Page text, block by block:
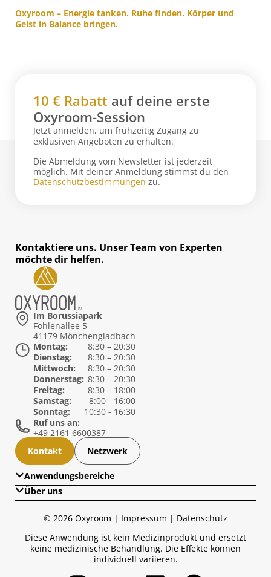
Oxyroom – Energie tanken. Ruhe finden. Körper und
Geist in Balance bringen.
10 € Rabatt auf deine erste
Oxyroom-Session
Jetzt anmelden, um frühzeitig Zugang zu
exklusiven Angeboten zu erhalten.
Die Abmeldung vom Newsletter ist jederzeit
möglich. Mit deiner Anmeldung stimmst du den
Datenschutzbestimmungen zu.
Kontaktiere uns. Unser Team von Experten
möchte dir helfen.
Im Borussiapark
Fohlenallee 5
41179 Mönchengladbach
Montag:
8:30 – 20:30
Dienstag:
8:30 – 20:30
Mittwoch:
8:30 – 20:30
Donnerstag: 8:30 – 20:30
Freitag:
8:30 – 18:00
Samstag:
8:00 - 16:00
Sonntag:
10:30 - 16:30
Ruf uns an:
+49 2161 6600387
Kontakt
Netzwerk
Anwendungsbereiche
Übersicht
Sport
Über uns
Medien & Presse
© 2026 Oxyroom | Impressum | Datenschutz
Diese Anwendung ist kein Medizinprodukt und ersetzt
keine medizinische Behandlung. Die Effekte können
individuell variieren.